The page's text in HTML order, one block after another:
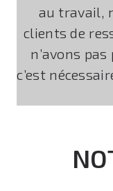
au travail,
clients de
n’avons
c’est